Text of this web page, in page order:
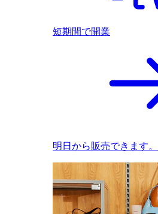
短期間で開業
明日から販売できます。